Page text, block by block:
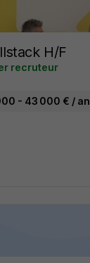
H/F
recruteur
- 43 000 € / an